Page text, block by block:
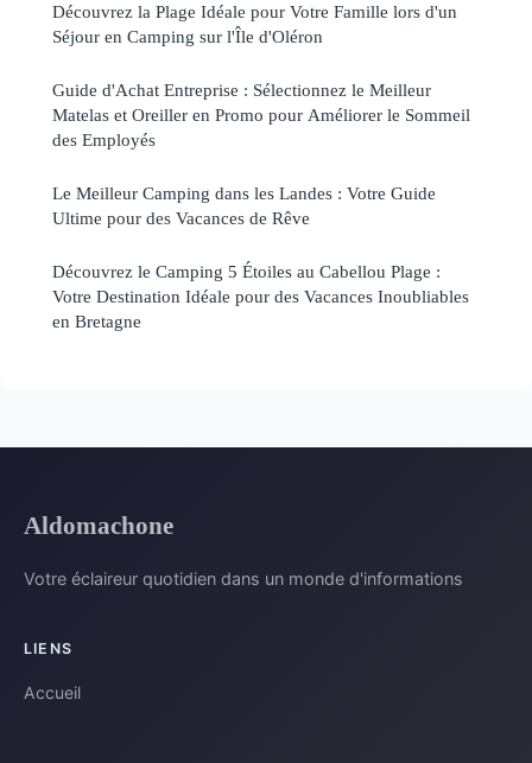
Découvrez la Plage Idéale pour Votre Famille lors d'un
Séjour en Camping sur l'Île d'Oléron
Guide d'Achat Entreprise : Sélectionnez le Meilleur
Matelas et Oreiller en Promo pour Améliorer le Sommeil
des Employés
Le Meilleur Camping dans les Landes : Votre Guide
Ultime pour des Vacances de Rêve
Découvrez le Camping 5 Étoiles au Cabellou Plage :
Votre Destination Idéale pour des Vacances Inoubliables
en Bretagne
Aldomachone
Votre éclaireur quotidien dans un monde d'informations
LIENS
Accueil